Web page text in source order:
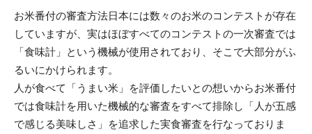
お米番付の審査方法日本には数々のお米のコンテストが存在
していますが、実はほぼすべてのコンテストの一次審査では
「食味計」という機械が使用されており、そこで大部分がふ
るいにかけられます。
人が食べて「うまい米」を評価したいとの想いからお米番付
では食味計を用いた機械的な審査をすべて排除し「人が五感
で感じる美味しさ」を追求した実食審査を行なっておりま